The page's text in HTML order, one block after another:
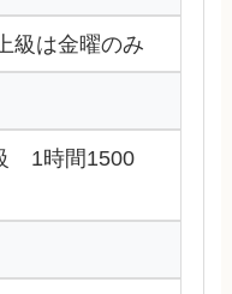
は金曜のみ
1時間1500